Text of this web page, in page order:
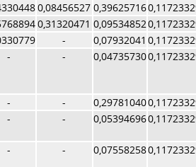
0,08456527 0,39625716
0,31320471 0,09534852
- 0,07932041
- - 0,04735730
- - 0,29781040
- - 0,05394696
- - 0,07558258